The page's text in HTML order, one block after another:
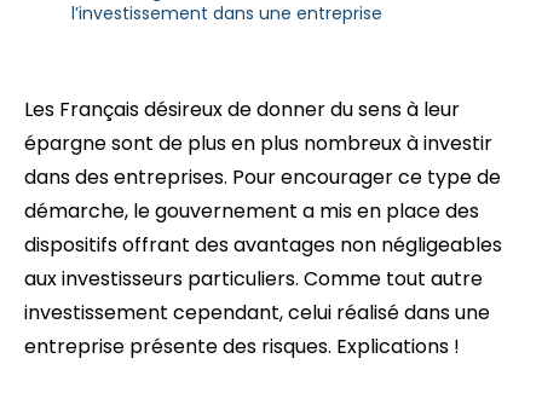
l’investissement dans une entreprise
Les Français désireux de donner du sens à leur
épargne sont de plus en plus nombreux à investir
dans des entreprises. Pour encourager ce type de
démarche, le gouvernement a mis en place des
dispositifs offrant des avantages non négligeables
aux investisseurs particuliers. Comme tout autre
investissement cependant, celui réalisé dans une
entreprise présente des risques. Explications !